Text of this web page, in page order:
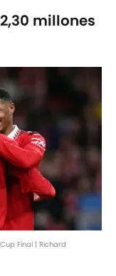
millones
Final | Richard